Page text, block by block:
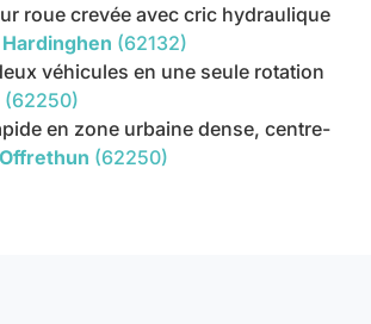
roue crevée avec cric hydraulique
Hardinghen (62132)
véhicules en une seule rotation
(62250)
en zone urbaine dense, centre-
Offrethun (62250)